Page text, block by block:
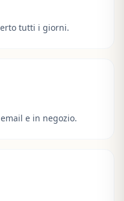
tutti i giorni.
e in negozio.